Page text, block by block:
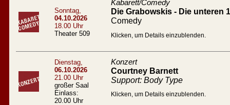
Sonntag,
04.10.2026
18.00 Uhr
Theater 509
Kabarett/Comedy
Die Grabowskis - Die unteren
Comedy
Klicken, um Details einzublenden.
Dienstag,
06.10.2026
21.00 Uhr
großer Saal
Einlass:
20.00 Uhr
Konzert
Courtney Barnett
Support: Body Type
Klicken, um Details einzublenden.